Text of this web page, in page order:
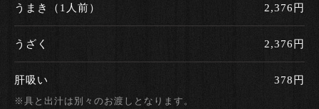
うまき（1人前） 2,376円
うざく 2,376円
肝吸い 378円
※具と出汁は別々のお渡しとなります。